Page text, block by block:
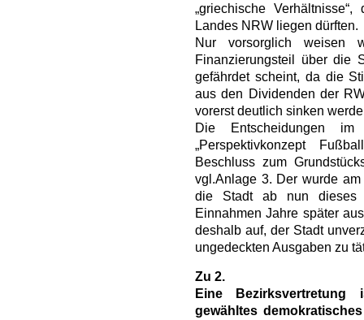
„griechische
Landes NRW liegen dürften.
Nur vorsorglich
Finanzierungsteil über die
gefährdet scheint, da die
aus den Dividenden der
vorerst deutlich sinken
Die Entscheidungen im
„Perspektivkonzept
Beschluss zum
vgl.Anlage 3. Der wurde
die Stadt ab nun dieses
Einnahmen Jahre später
deshalb auf, der Stadt
ungedeckten Ausgaben zu
Zu 2.
Eine
gewähltes